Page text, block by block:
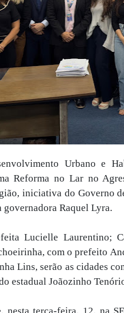
Urbano e
Reforma no Lar no
iniciativa do Governo
governadora Raquel Lyra.
Lucielle Laurentino;
com o prefeito
Lins, serão as cidades
estadual Joãozinho
nesta terça-feira, 12, na